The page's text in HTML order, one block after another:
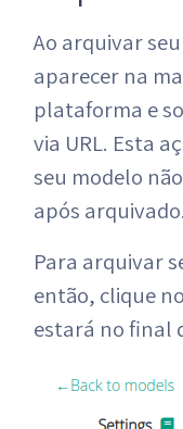
Ao arquivar
aparecer na
plataforma e
via URL. Esta
seu modelo
após arquivado.
Para arquivar
então, clique
estará no final